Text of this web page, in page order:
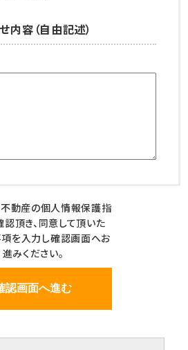
内容（自由記述）
不動産の個人情報保護指
認頂き、同意して頂いた
項を入力し確認画面へお
進みください。